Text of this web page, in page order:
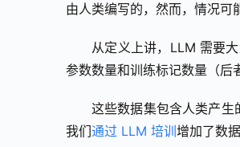
由人类编写的，然而，情况可
从定义上讲，LLM 需要
参数数量和训练标记数量（后
这些数据集包含人类产生
我们通过 LLM 培训 增加了数